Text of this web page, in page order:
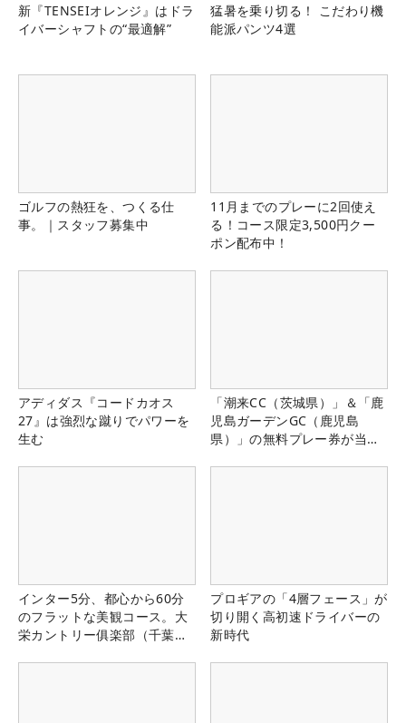
新『TENSEIオレンジ』はドラ
イバーシャフトの“最適解”
猛暑を乗り切る！ こだわり機
能派パンツ4選
ゴルフの熱狂を、つくる仕
事。｜スタッフ募集中
11月までのプレーに2回使え
る！コース限定3,500円クー
ポン配布中！
アディダス『コードカオス
27』は強烈な蹴りでパワーを
生む
「潮来CC（茨城県）」＆「鹿
児島ガーデンGC（鹿児島
県）」の無料プレー券が当た
インター5分、都心から60分
のフラットな美観コース。大
栄カントリー俱楽部（千葉
プロギアの「4層フェース」が
切り開く高初速ドライバーの
新時代